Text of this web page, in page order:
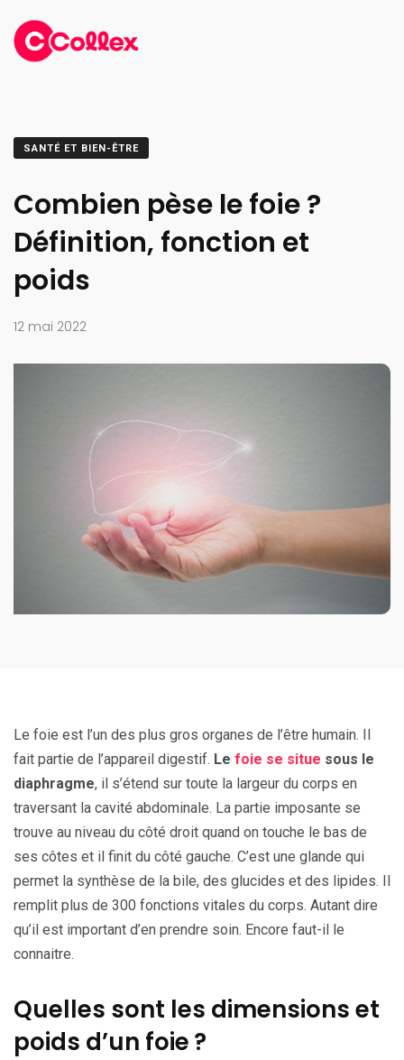
SANTÉ ET BIEN-ÊTRE
Combien pèse le foie ?
Définition, fonction et
poids
12 mai 2022
Le foie est l’un des plus gros organes de l’être humain. Il
fait partie de l’appareil digestif. Le foie se situe sous le
diaphragme, il s’étend sur toute la largeur du corps en
traversant la cavité abdominale. La partie imposante se
trouve au niveau du côté droit quand on touche le bas de
ses côtes et il finit du côté gauche. C’est une glande qui
permet la synthèse de la bile, des glucides et des lipides. Il
remplit plus de 300 fonctions vitales du corps. Autant dire
qu’il est important d’en prendre soin. Encore faut-il le
connaitre.
Quelles sont les dimensions et
poids d’un foie ?